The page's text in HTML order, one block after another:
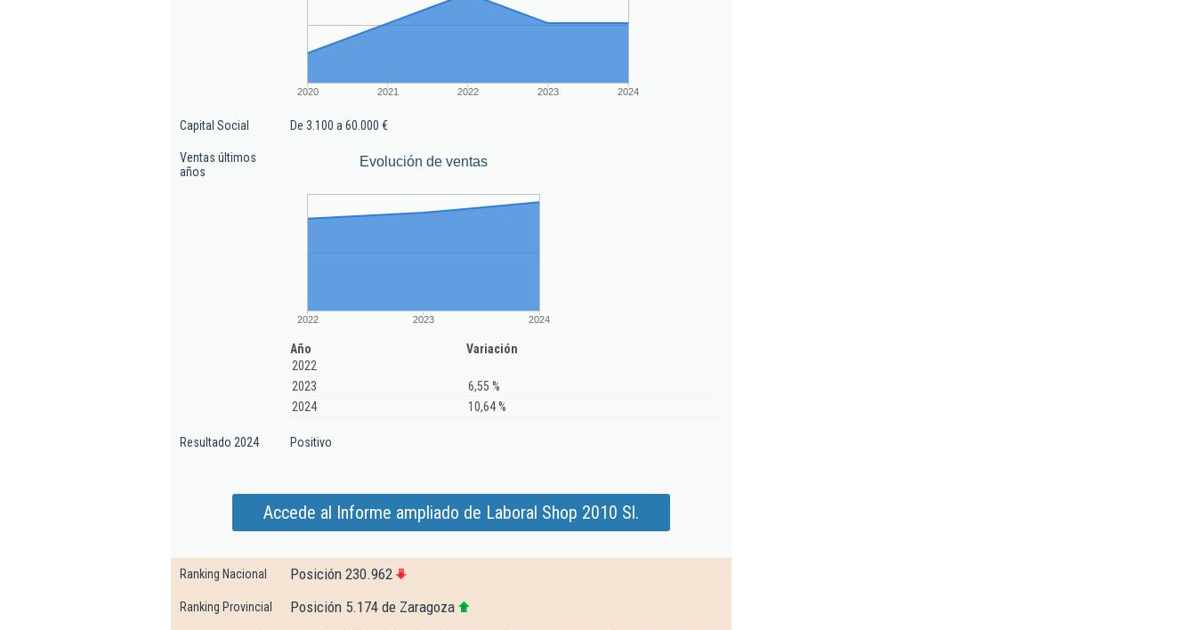
2020 2021 2022 2023 2024
Capital Social De 3.100 a 60.000 €
Ventas últimos
años
Evolución de ventas
2022 2023 2024
Año
Variación
2022
2023
6,55 %
2024
10,64 %
Resultado 2024 Positivo
Accede al Informe ampliado de Laboral Shop 2010 Sl.
Ranking Nacional Posición 230.962
Ranking Provincial Posición 5.174 de Zaragoza